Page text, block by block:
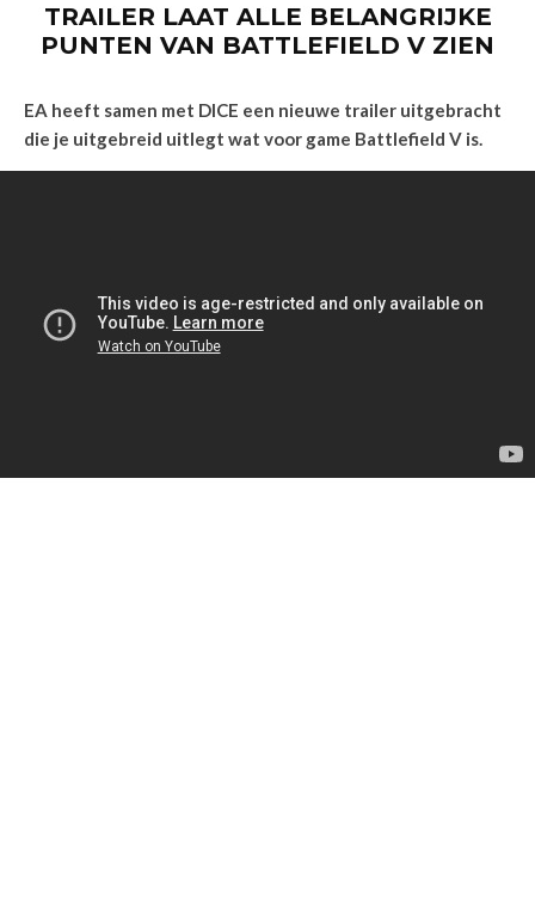
TRAILER LAAT ALLE BELANGRIJKE
PUNTEN VAN BATTLEFIELD V ZIEN
EA heeft samen met DICE een nieuwe trailer uitgebracht
die je uitgebreid uitlegt wat voor game Battlefield V is.